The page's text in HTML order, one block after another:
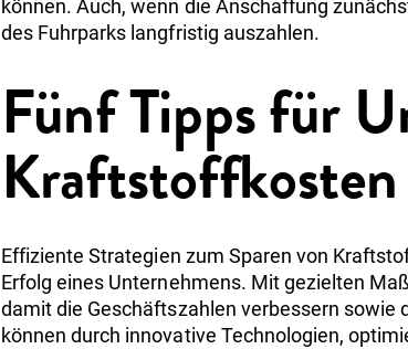
können. Auch, wenn die Anschaffung
des Fuhrparks langfristig auszahlen.
Fünf Tipps für
Kraftstoffkosten
Effiziente Strategien zum Sparen von
Erfolg eines Unternehmens. Mit gezielten
damit die Geschäftszahlen verbessern
können durch innovative Technologien,